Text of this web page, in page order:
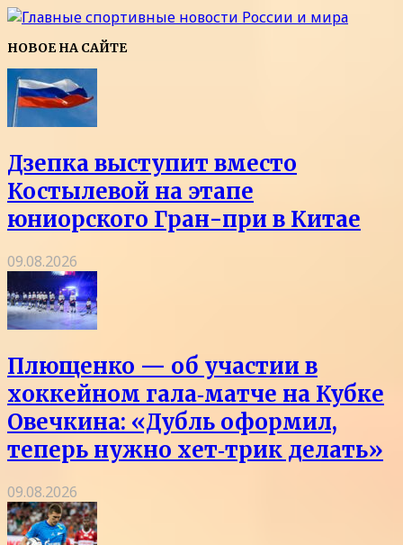
НОВОЕ НА САЙТЕ
Дзепка выступит вместо
Костылевой на этапе
юниорского Гран-при в Китае
09.08.2026
Плющенко — об участии в
хоккейном гала‑матче на Кубке
Овечкина: «Дубль оформил,
теперь нужно хет‑трик делать»
09.08.2026